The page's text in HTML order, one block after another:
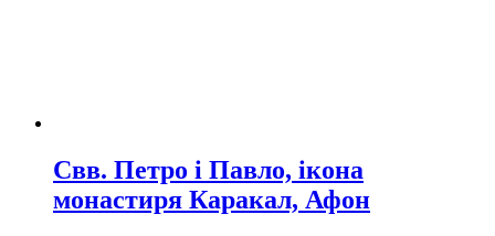
Свв. Петро і Павло, ікона
монастиря Каракал, Афон